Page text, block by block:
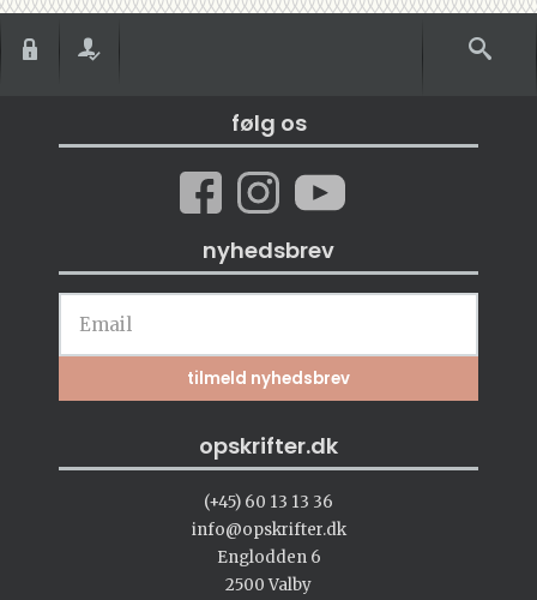
følg os
nyhedsbrev
opskrifter.dk
(+45) 60 13 13 36
info@opskrifter.dk
Englodden 6
2500 Valby